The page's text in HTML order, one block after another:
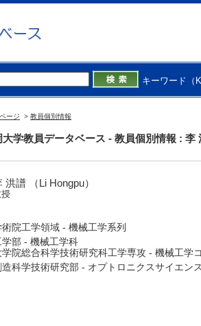
キーワード（
ージ > 教員個別情報
大学教員データベース - 教員個別情報 : 李
洪譜 （Li Hongpu）
術院工学領域 - 機械工学系列
学部 - 機械工学科
学院総合科学技術研究科工学専攻 - 機械工学
造科学技術研究部 - オプトロニクスサイエン